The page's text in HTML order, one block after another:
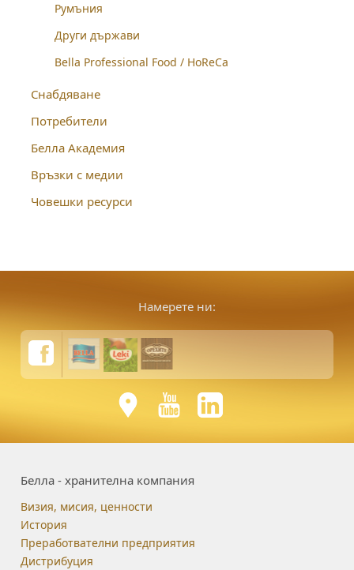
Румъния
Други държави
Bella Professional Food / HoReCa
Снабдяване
Потребители
Белла Академия
Връзки с медии
Човешки ресурси
Намерете ни:
Белла - хранителна компания
Визия, мисия, ценности
История
Преработвателни предприятия
Дистрибуция